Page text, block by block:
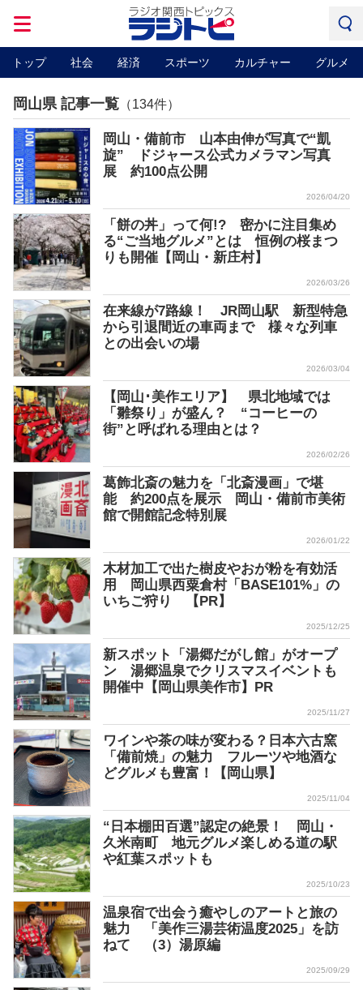
トップ 社会 経済 スポーツ カルチャー グルメ
岡山県 記事一覧 （134件）
岡山・備前市 山本由伸が写真で“凱
旋” ドジャース公式カメラマン写真
展 約100点公開
2026/04/20
「餅の丼」って何!? 密かに注目集め
る“ご当地グルメ”とは 恒例の桜まつ
りも開催【岡山・新庄村】
2026/03/26
在来線が7路線！ JR岡山駅 新型特急
から引退間近の車両まで 様々な列車
との出会いの場
2026/03/04
【岡山･美作エリア】 県北地域では
「雛祭り」が盛ん？ “コーヒーの
街”と呼ばれる理由とは？
2026/02/26
葛飾北斎の魅力を「北斎漫画」で堪
能 約200点を展示 岡山・備前市美術
館で開館記念特別展
2026/01/22
木材加工で出た樹皮やおが粉を有効活
用 岡山県西粟倉村「BASE101%」の
いちご狩り 【PR】
2025/12/25
新スポット「湯郷だがし館」がオープ
ン 湯郷温泉でクリスマスイベントも
開催中【岡山県美作市】PR
2025/11/27
ワインや茶の味が変わる？日本六古窯
「備前焼」の魅力 フルーツや地酒な
どグルメも豊富！【岡山県】
2025/11/04
“日本棚田百選”認定の絶景！ 岡山・
久米南町 地元グルメ楽しめる道の駅
や紅葉スポットも
2025/10/23
温泉宿で出会う癒やしのアートと旅の
魅力 「美作三湯芸術温度2025」を訪
ねて （3）湯原編
2025/09/29